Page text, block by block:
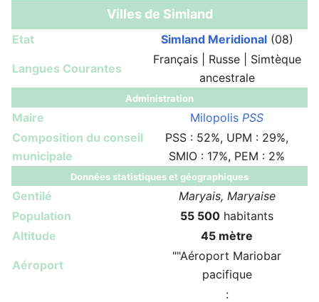
Villes de Simland
Etat Simland Meridional(08)
Langues Courantes
Français | Russe | Simtèque
ancestrale
Administration
Maire Milopolis PSS
Composition du conseil
municipale
PSS : 52%, UPM : 29%,
SMIO : 17%, PEM : 2%
Données statistiques et géographiques
Gentilé
Maryais, Maryaise
Population
55 500 habitants
Altitude
45 mètre
Aéroport
""Aéroport Mariobar
pacifique
: